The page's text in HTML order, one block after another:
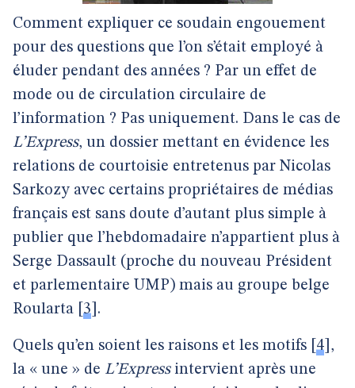
Comment expliquer ce soudain engouement
pour des questions que l’on s’était employé à
éluder pendant des années ? Par un effet de
mode ou de circulation circulaire de
l’information ? Pas uniquement. Dans le cas de
L’Express, un dossier mettant en évidence les
relations de courtoisie entretenus par Nicolas
Sarkozy avec certains propriétaires de médias
français est sans doute d’autant plus simple à
publier que l’hebdomadaire n’appartient plus à
Serge Dassault (proche du nouveau Président
et parlementaire UMP) mais au groupe belge
Roularta 3 .
Quels qu’en soient les raisons et les motifs 4 ,
la « une » de L’Expressintervient après une